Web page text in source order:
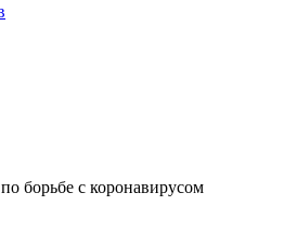
борьбе с коронавирусом